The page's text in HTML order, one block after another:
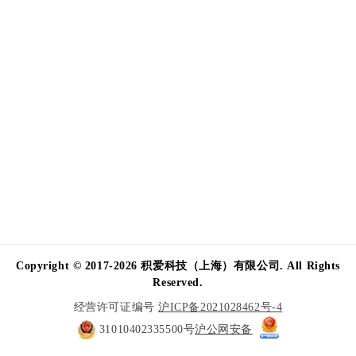
Copyright © 2017-2026 积爱科技（上海）有限公司. All Rights
Reserved.
经营许可证编号沪ICP备2021028462号-4
31010402335500号沪公网安备